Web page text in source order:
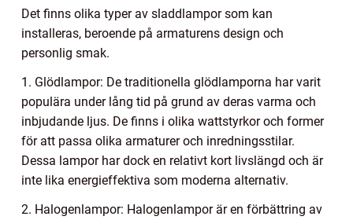
Det finns olika typer av sladdlampor som kan
installeras, beroende på armaturens design och
personlig smak.
1. Glödlampor: De traditionella glödlamporna har varit
populära under lång tid på grund av deras varma och
inbjudande ljus. De finns i olika wattstyrkor och former
för att passa olika armaturer och inredningsstilar.
Dessa lampor har dock en relativt kort livslängd och är
inte lika energieffektiva som moderna alternativ.
2. Halogenlampor: Halogenlampor är en förbättring av